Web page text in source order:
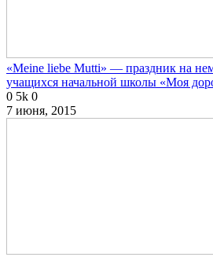
«Meine liebe Mutti» — праздник на
учащихся начальной школы «Моя
0 5k 0
7 июня, 2015